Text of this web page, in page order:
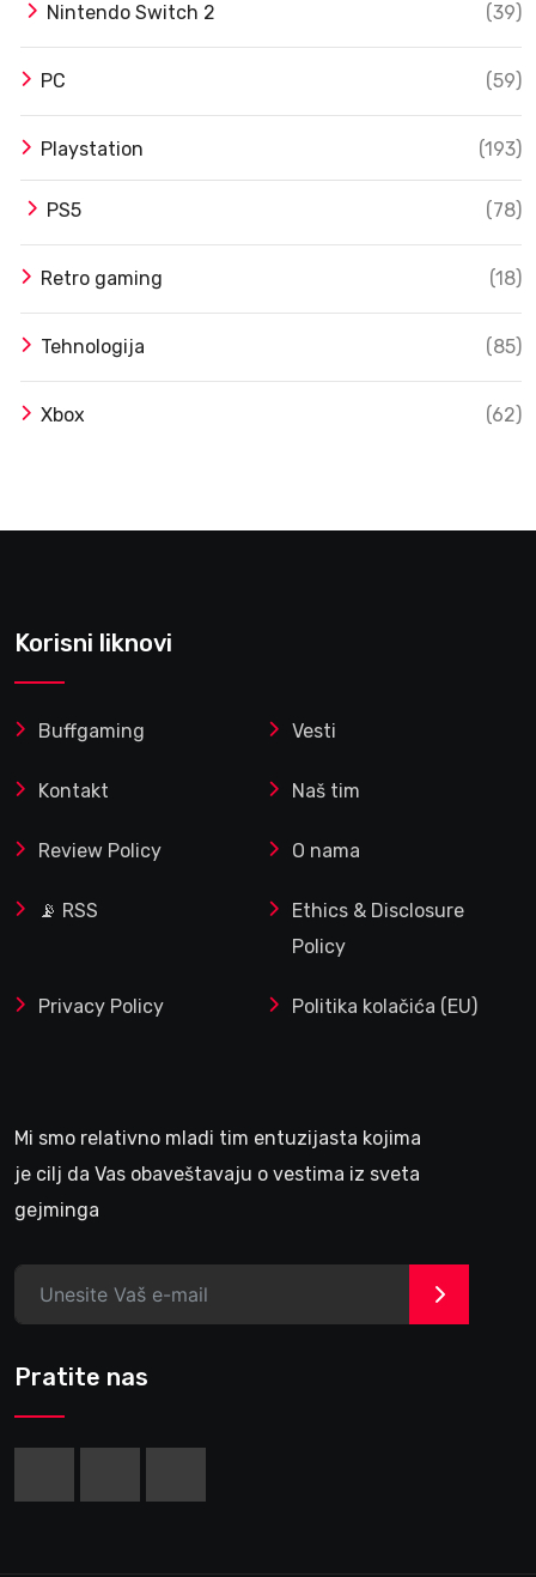
Nintendo Switch 2 (39)
PC (59)
Playstation (193)
PS5 (78)
Retro gaming (18)
Tehnologija (85)
Xbox (62)
Korisni liknovi
Buffgaming Vesti
Kontakt Naš tim
Review Policy O nama
📡 RSS
Ethics & Disclosure
Policy
Privacy Policy Politika kolačića (EU)
Mi smo relativno mladi tim entuzijasta kojima
je cilj da Vas obaveštavaju o vestima iz sveta
gejminga
>
Pratite nas